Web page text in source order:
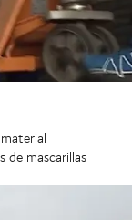
de mascarillas